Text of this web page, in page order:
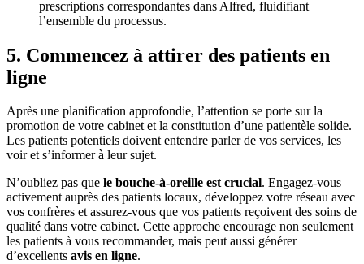
prescriptions correspondantes dans Alfred, fluidifiant
l’ensemble du processus.
5. Commencez à attirer des patients en
ligne
Après une planification approfondie, l’attention se porte sur la
promotion de votre cabinet et la constitution d’une patientèle solide.
Les patients potentiels doivent entendre parler de vos services, les
voir et s’informer à leur sujet.
N’oubliez pas que le bouche-à-oreille est crucial. Engagez-vous
activement auprès des patients locaux, développez votre réseau avec
vos confrères et assurez-vous que vos patients reçoivent des soins de
qualité dans votre cabinet. Cette approche encourage non seulement
les patients à vous recommander, mais peut aussi générer
d’excellents avis en ligne.